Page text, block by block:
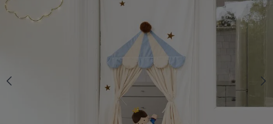
KLIK EN BESTEL